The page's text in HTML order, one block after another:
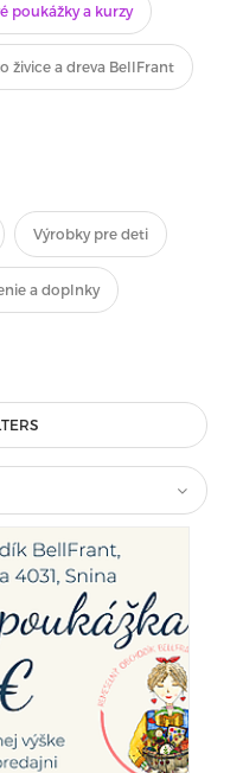
poukážky a kurzy
živice a dreva BellFrant
Výrobky pre deti
a doplnky